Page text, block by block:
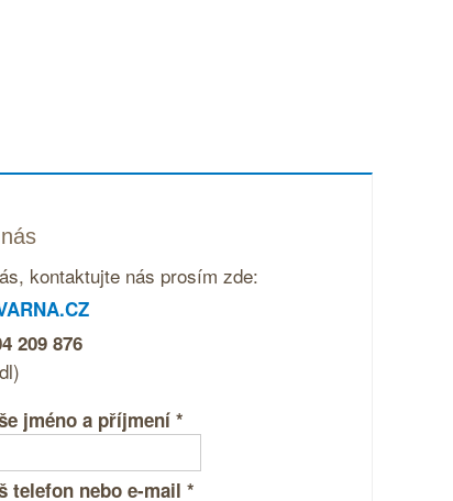
kontaktujte nás prosím zde:
209 876
jméno a příjmení *
telefon nebo e-mail *